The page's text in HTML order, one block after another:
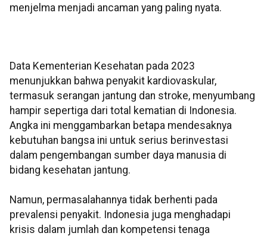
menjelma menjadi ancaman yang paling nyata.
Data Kementerian Kesehatan pada 2023
menunjukkan bahwa penyakit kardiovaskular,
termasuk serangan jantung dan stroke, menyumbang
hampir sepertiga dari total kematian di Indonesia.
Angka ini menggambarkan betapa mendesaknya
kebutuhan bangsa ini untuk serius berinvestasi
dalam pengembangan sumber daya manusia di
bidang kesehatan jantung.
Namun, permasalahannya tidak berhenti pada
prevalensi penyakit. Indonesia juga menghadapi
krisis dalam jumlah dan kompetensi tenaga